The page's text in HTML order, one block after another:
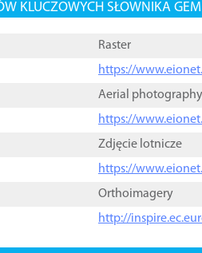
KLUCZOWYCH SŁOWNIKA
Raster
https://
Aerial photography
https://
Zdjęcie lotnicze
https://
Orthoimagery
http://